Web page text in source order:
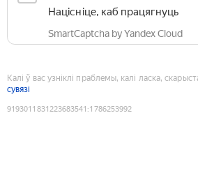
Націсніце, каб працягнуць
SmartCaptcha by Yandex Cloud
Калі ў вас узніклі праблемы, калі ласка,
сувязі
9193011831223683541 :1786253992